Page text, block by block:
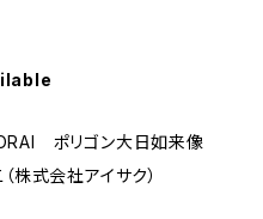
ポリゴン大日如来像
式会社アイサク）